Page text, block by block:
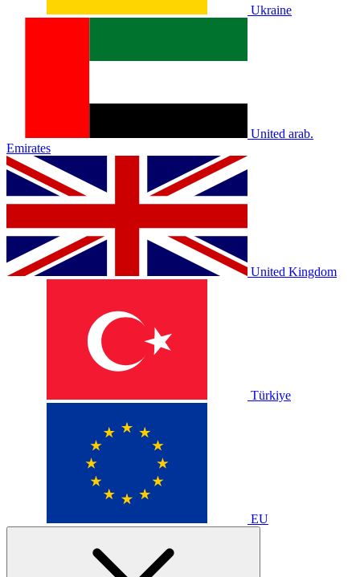
Ukraine
United arab.
Emirates
United Kingdom
Türkiye
EU